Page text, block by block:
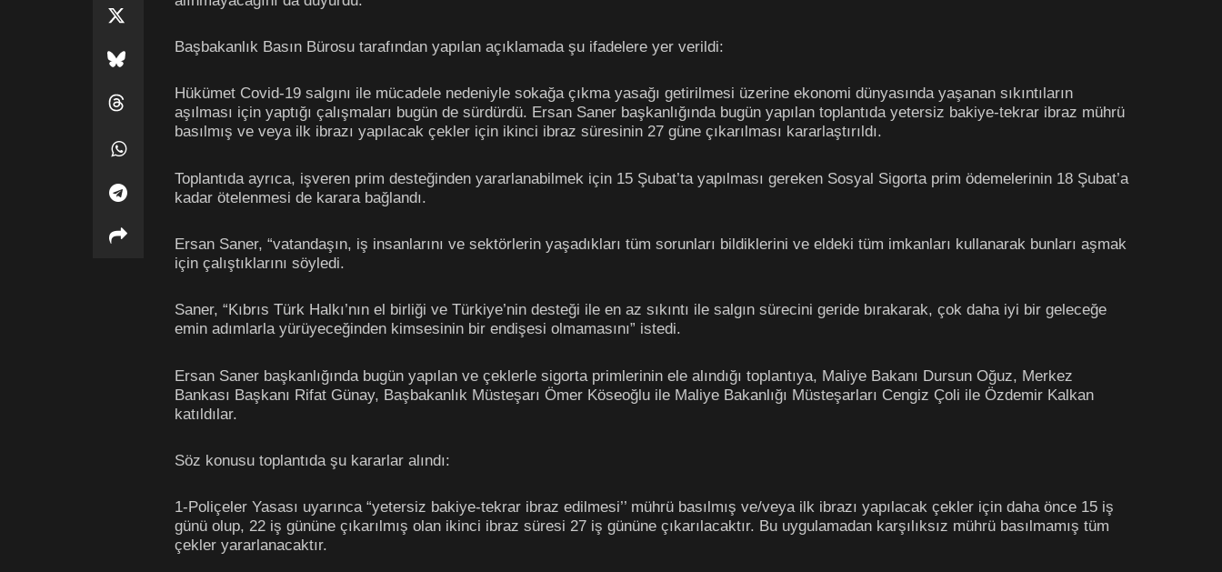
Başbakanlık Basın Bürosu tarafından yapılan açıklamada şu ifadelere yer verildi:
Hükümet Covid-19 salgını ile mücadele nedeniyle sokağa çıkma yasağı getirilmesi üzerine ekonomi dünyasında yaşanan sıkıntıların
aşılması için yaptığı çalışmaları bugün de sürdürdü. Ersan Saner başkanlığında bugün yapılan toplantıda yetersiz bakiye-tekrar ibraz mührü
basılmış ve veya ilk ibrazı yapılacak çekler için ikinci ibraz süresinin 27 güne çıkarılması kararlaştırıldı.
Toplantıda ayrıca, işveren prim desteğinden yararlanabilmek için 15 Şubat’ta yapılması gereken Sosyal Sigorta prim ödemelerinin 18 Şubat’a
kadar ötelenmesi de karara bağlandı.
Ersan Saner, “vatandaşın, iş insanlarını ve sektörlerin yaşadıkları tüm sorunları bildiklerini ve eldeki tüm imkanları kullanarak bunları aşmak
için çalıştıklarını söyledi.
Saner, “Kıbrıs Türk Halkı’nın el birliği ve Türkiye’nin desteği ile en az sıkıntı ile salgın sürecini geride bırakarak, çok daha iyi bir geleceğe
emin adımlarla yürüyeceğinden kimsesinin bir endişesi olmamasını” istedi.
Ersan Saner başkanlığında bugün yapılan ve çeklerle sigorta primlerinin ele alındığı toplantıya, Maliye Bakanı Dursun Oğuz, Merkez
Bankası Başkanı Rifat Günay, Başbakanlık Müsteşarı Ömer Köseoğlu ile Maliye Bakanlığı Müsteşarları Cengiz Çoli ile Özdemir Kalkan
katıldılar.
Söz konusu toplantıda şu kararlar alındı:
1-Poliçeler Yasası uyarınca “yetersiz bakiye-tekrar ibraz edilmesi’’ mührü basılmış ve/veya ilk ibrazı yapılacak çekler için daha önce 15 iş
günü olup, 22 iş gününe çıkarılmış olan ikinci ibraz süresi 27 iş gününe çıkarılacaktır. Bu uygulamadan karşılıksız mührü basılmamış tüm
çekler yararlanacaktır.